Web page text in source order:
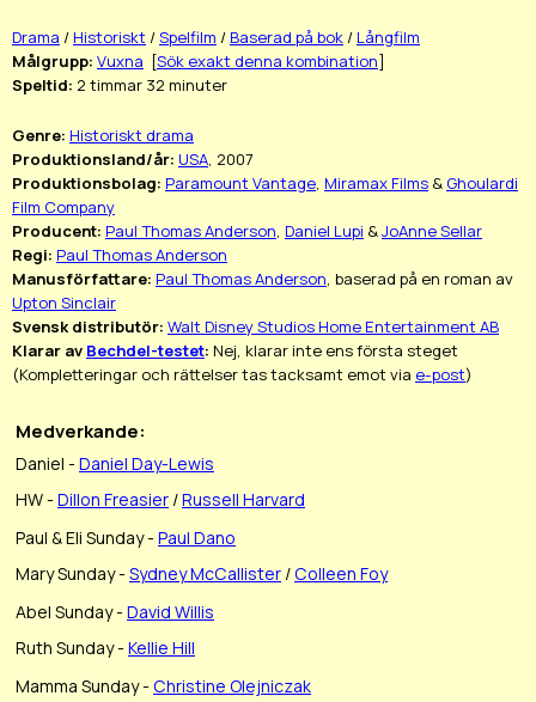
Drama /Historiskt /Spelfilm /Baserad på bok /Långfilm
Målgrupp: Vuxna [Sök exakt denna kombination]
Speltid: 2 timmar 32 minuter
Genre: Historiskt drama
Produktionsland/år: USA, 2007
Produktionsbolag: Paramount Vantage, Miramax Films & Ghoulardi
Film Company
Producent: Paul Thomas Anderson, Daniel Lupi &JoAnne Sellar
Regi: Paul Thomas Anderson
Manusförfattare: Paul Thomas Anderson, baserad på en roman av
Upton Sinclair
Svensk distributör: Walt Disney Studios Home Entertainment AB
Klarar av Bechdel-testet: Nej, klarar inte ens första steget
(Kompletteringar och rättelser tas tacksamt emot via e-post)
Medverkande:
Daniel - Daniel Day-Lewis
HW - Dillon Freasier /Russell Harvard
Paul & Eli Sunday - Paul Dano
Mary Sunday - Sydney McCallister /Colleen Foy
Abel Sunday - David Willis
Ruth Sunday - Kellie Hill
Mamma Sunday - Christine Olejniczak